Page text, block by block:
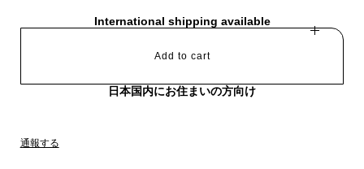
International shipping available
Add to cart
日本国内にお住まいの方向け
通報する